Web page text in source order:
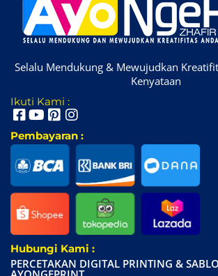
Selalu Mendukung & Mewujudkan
Kenyataan
Ikuti Kami :
Pembayaran :
Hubungi Kami :
PERCETAKAN DIGITAL PRINTING &